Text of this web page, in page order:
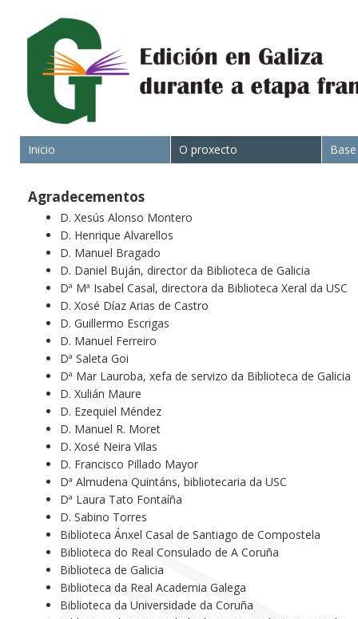
Inicio O proxecto
Agradecementos
D. Xesús Alonso Montero
D. Henrique Alvarellos
D. Manuel Bragado
D. Daniel Buján, director da Biblioteca de Galicia
Dª Mª Isabel Casal, directora da Biblioteca Xeral da USC
D. Xosé Díaz Arias de Castro
D. Guillermo Escrigas
D. Manuel Ferreiro
Dª Saleta Goi
Dª Mar Lauroba, xefa de servizo da Biblioteca de Galicia
D. Xulián Maure
D. Ezequiel Méndez
D. Manuel R. Moret
D. Xosé Neira Vilas
D. Francisco Pillado Mayor
Dª Almudena Quintáns, bibliotecaria da USC
Dª Laura Tato Fontaíña
D. Sabino Torres
Biblioteca Ánxel Casal de Santiago de Compostela
Biblioteca do Real Consulado de A Coruña
Biblioteca de Galicia
Biblioteca da Real Academia Galega
Biblioteca da Universidade da Coruña